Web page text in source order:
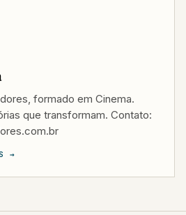
formado em Cinema.
que transformam. Contato:
→